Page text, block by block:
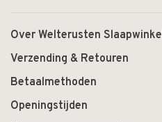
Over Welterusten
Verzending & Retouren
Betaalmethoden
Openingstijden